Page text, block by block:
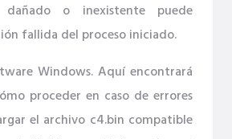
o inexistente puede
fallida del proceso iniciado.
Windows. Aquí encontrará
proceder en caso de errores
el archivo c4.bin compatible